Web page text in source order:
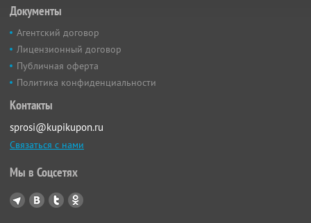
Документы
Агентский договор
Лицензионный договор
Публичная оферта
Политика конфиденциальности
Контакты
sprosi@kupikupon.ru
Связаться с нами
Мы в Соцсетях